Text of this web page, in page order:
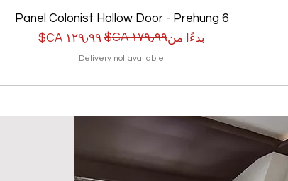
6 Panel Colonist Hollow Door - Prehung
بدءًا من
سعر عادي
‏١٧٩٫٩٩ CA$ ‏١٢٩٫٩٩ CA$ سعر البيع
Delivery not available